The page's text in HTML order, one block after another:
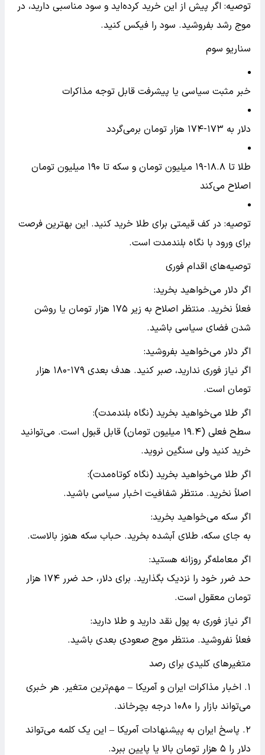
توصیه: اگر پیش از این خرید کرده‌اید و سود مناسبی دارید، در
موج رشد بفروشید. سود را فیکس کنید.
سناریو سوم
خبر مثبت سیاسی یا پیشرفت قابل توجه مذاکرات
دلار به ۱۷۳-۱۷۴ هزار تومان برمی‌گردد
طلا تا ۱۸.۸-۱۹ میلیون تومان و سکه تا ۱۹۰ میلیون تومان
اصلاح می‌کند
توصیه: در کف قیمتی برای طلا خرید کنید. این بهترین فرصت
برای ورود با نگاه بلندمدت است.
توصیه‌های اقدام فوری
اگر دلار می‌خواهید بخرید:
فعلاً نخرید. منتظر اصلاح به زیر ۱۷۵ هزار تومان یا روشن
شدن فضای سیاسی باشید.
اگر دلار می‌خواهید بفروشید:
اگر نیاز فوری ندارید، صبر کنید. هدف بعدی ۱۷۹-۱۸۰ هزار
تومان است.
اگر طلا می‌خواهید بخرید (نگاه بلندمدت):
سطح فعلی (۱۹.۴ میلیون تومان) قابل قبول است. می‌توانید
خرید کنید ولی سنگین نروید.
اگر طلا می‌خواهید بخرید (نگاه کوتاه‌مدت):
اصلاً نخرید. منتظر شفافیت اخبار سیاسی باشید.
اگر سکه می‌خواهید بخرید:
به جای سکه، طلای آبشده بخرید. حباب سکه هنوز بالاست.
اگر معامله‌گر روزانه هستید:
حد ضرر خود را نزدیک بگذارید. برای دلار، حد ضرر ۱۷۴ هزار
تومان معقول است.
اگر نیاز فوری به پول نقد دارید و طلا دارید:
فعلاً نفروشید. منتظر موج صعودی بعدی باشید.
متغیرهای کلیدی برای رصد
۱. اخبار مذاکرات ایران و آمریکا – مهم‌ترین متغیر. هر خبری
می‌تواند بازار را ۱۰۸۰ درجه بچرخاند.
۲. پاسخ ایران به پیشنهادات آمریکا – این یک کلمه می‌تواند
دلار را ۵ هزار تومان بالا یا پایین ببرد.